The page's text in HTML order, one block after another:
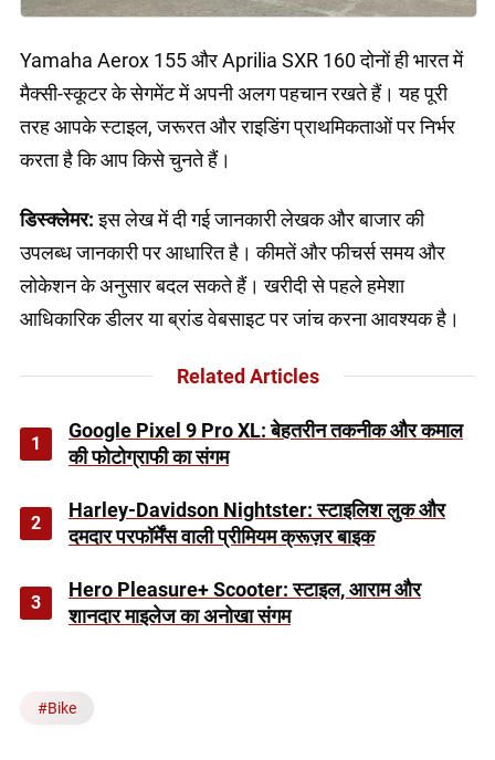
Yamaha Aerox 155 और Aprilia SXR 160 दोनों ही भारत में
मैक्सी-स्कूटर के सेगमेंट में अपनी अलग पहचान रखते हैं। यह पूरी
तरह आपके स्टाइल, जरूरत और राइडिंग प्राथमिकताओं पर निर्भर
करता है कि आप किसे चुनते हैं।
डिस्क्लेमर:इस लेख में दी गई जानकारी लेखक और बाजार की
उपलब्ध जानकारी पर आधारित है। कीमतें और फीचर्स समय और
लोकेशन के अनुसार बदल सकते हैं। खरीदी से पहले हमेशा
आधिकारिक डीलर या ब्रांड वेबसाइट पर जांच करना आवश्यक है।
Related Articles
1
Google Pixel 9 Pro XL: बेहतरीन तकनीक और कमाल
की फोटोग्राफी का संगम
2
Harley-Davidson Nightster: स्टाइलिश लुक और
दमदार परफॉर्मेंस वाली प्रीमियम क्रूज़र बाइक
3
Hero Pleasure+ Scooter: स्टाइल, आराम और
शानदार माइलेज का अनोखा संगम
#Bike